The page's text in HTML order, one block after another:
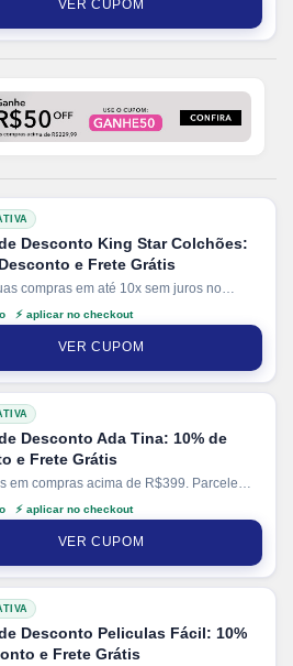
VER CUPOM
Desconto King Star Colchões:
e Frete Grátis
compras em até 10x sem juros no
+ 10% de desconto em pagamentos
⚡ aplicar no checkout
VER CUPOM
Desconto Ada Tina: 10% de
e Frete Grátis
em compras acima de R$399. Parcele
em até 6x sem juros no cartão. Ganhe
em pagamentos via PIX.
⚡ aplicar no checkout
VER CUPOM
Desconto Peliculas Fácil: 10%
e Frete Grátis